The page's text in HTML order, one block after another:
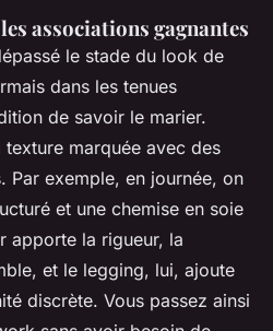
associations gagnantes
le stade du look de
dans les tenues
de savoir le marier.
texture marquée avec des
Par exemple, en journée, on
et une chemise en soie
apporte la rigueur, la
et le legging, lui, ajoute
discrète. Vous passez ainsi